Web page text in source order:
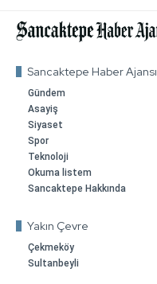
Sancaktepe Haber Ajansı
Gündem
Asayiş
Siyaset
Spor
Teknoloji
Okuma listem
Sancaktepe Hakkında
Yakın Çevre
Çekmeköy
Sultanbeyli